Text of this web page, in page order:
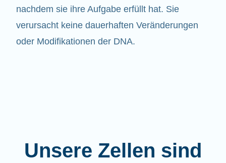
nachdem sie ihre Aufgabe erfüllt hat. Sie
verursacht keine dauerhaften Veränderungen
oder Modifikationen der DNA.
Unsere Zellen sind